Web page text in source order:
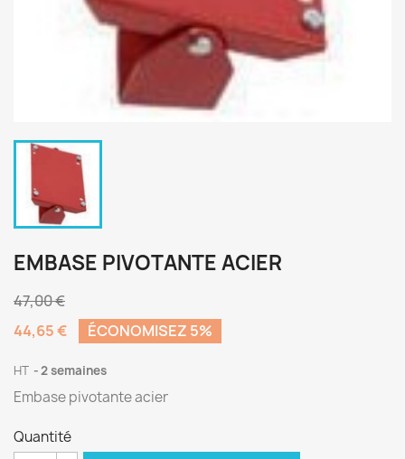
EMBASE PIVOTANTE ACIER
47,00 €
44,65 €
ÉCONOMISEZ 5%
HT 2 semaines
Embase pivotante acier
Quantité